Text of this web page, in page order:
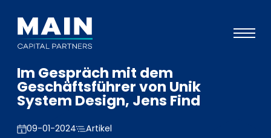
Portfolio
Ansatz
Im Gespräch mit dem
Geschäftsführer von Unik
System Design, Jens Find
09-01-2024 Artikel